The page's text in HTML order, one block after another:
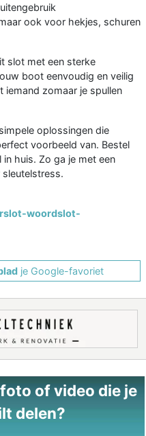
ook voor hekjes, schuren
slot met een sterke
boot eenvoudig en veilig
iemand zomaar je spullen
oplossingen die
voorbeeld van. Bestel
huis. Zo ga je met een
woordslot-
je Google-favoriet
of video die je
delen?